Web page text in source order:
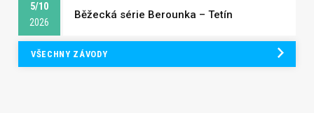
5/10
2026
Běžecká série Berounka – Tetín
VŠECHNY ZÁVODY